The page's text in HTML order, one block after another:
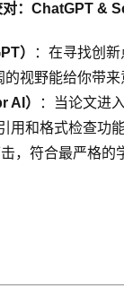
：ChatGPT &
）
：在寻找创
的视野能给你带来
AI）
：当论文进
用和格式检查功
，符合最严格的